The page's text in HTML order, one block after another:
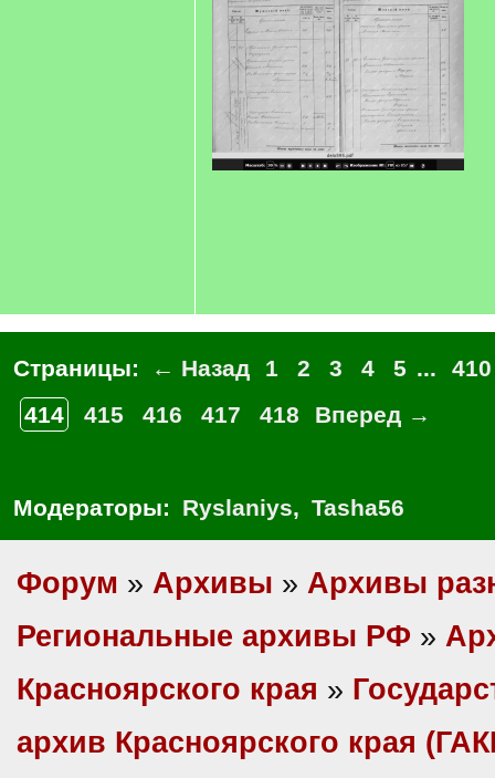
Страницы: ← Назад 1 2 3 4 5 ...
410
414
415 416 417 418 Вперед →
Модераторы: Ryslaniys, Tasha56
Форум » Архивы » Архивы
Региональные архивы РФ »
Красноярского края »
архив Красноярского края